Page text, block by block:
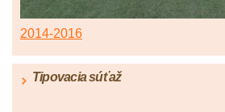
2014-2016
Tipovacia súťaž